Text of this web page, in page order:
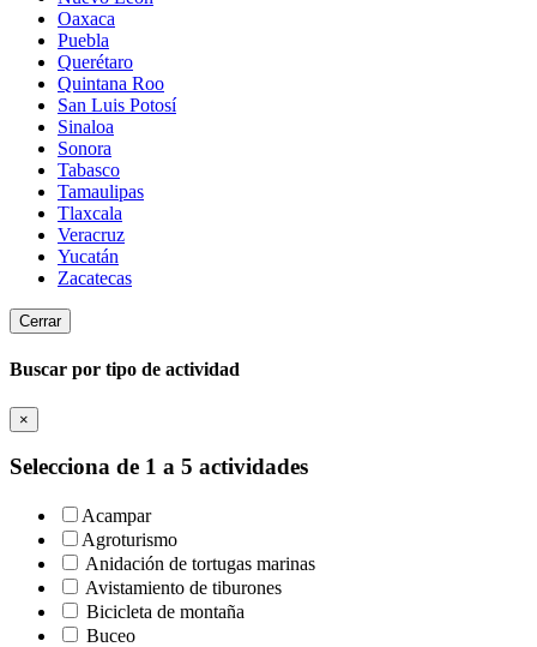
Oaxaca
Puebla
Querétaro
Quintana Roo
San Luis Potosí
Sinaloa
Sonora
Tabasco
Tamaulipas
Tlaxcala
Veracruz
Yucatán
Zacatecas
Cerrar
Buscar por tipo de actividad
×
Selecciona de 1 a 5 actividades
Acampar
Agroturismo
Anidación de tortugas marinas
Avistamiento de tiburones
Bicicleta de montaña
Buceo